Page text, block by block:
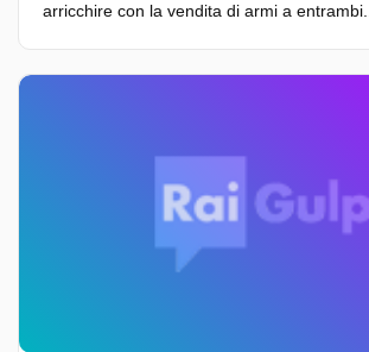
arricchire con la vendita di armi a entrambi...